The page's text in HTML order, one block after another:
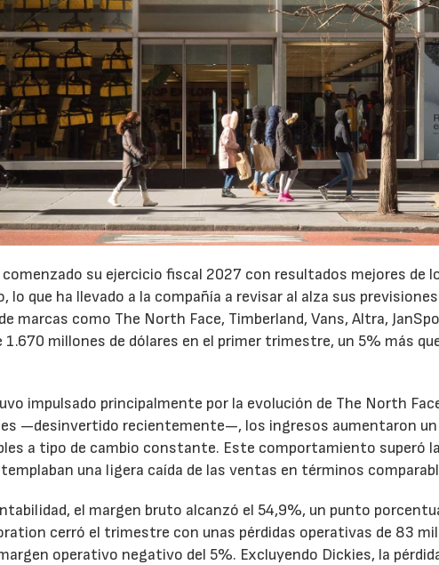
su ejercicio fiscal 2027 con resultados mejores de
lo que ha llevado a la compañía a revisar al alza sus
marcas como The North Face, Timberland, Vans, Altra,
millones de dólares en el primer trimestre, un 5% más
impulsado principalmente por la evolución de The North
—desinvertido recientemente—, los ingresos aumentaron
a tipo de cambio constante. Este comportamiento superó
una ligera caída de las ventas en términos
el margen bruto alcanzó el 54,9%, un punto
cerró el trimestre con unas pérdidas operativas de 83
operativo negativo del 5%. Excluyendo Dickies, la